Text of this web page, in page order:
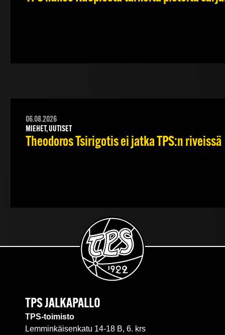
06.08.2026
MIEHET, UUTISET
Theodoros Tsirigotis ei jatka TPS:n riveissä
TPS JALKAPALLO
TPS-toimisto
Lemminkäisenkatu 14-18 B, 6. krs